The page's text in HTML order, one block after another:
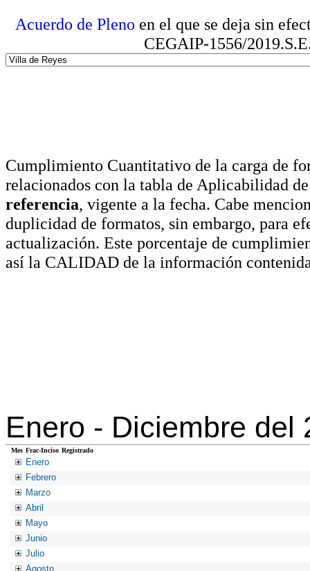
Acuerdo de Pleno en el que se deja sin
CEGAIP-1556/
Cumplimiento Cuantitativo de la carga de
relacionados con la tabla de Aplicabilidad
referencia, vigente a la fecha. Cabe
duplicidad de formatos, sin embargo, para
actualización. Este porcentaje de
así la CALIDAD de la información
Enero - Diciembre del
Mes Frac-Inciso Registrado
Enero
Febrero
Marzo
Abril
Mayo
Junio
Julio
Agosto